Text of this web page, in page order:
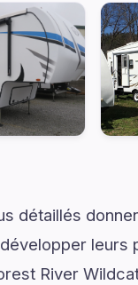
détaillés
leurs
River